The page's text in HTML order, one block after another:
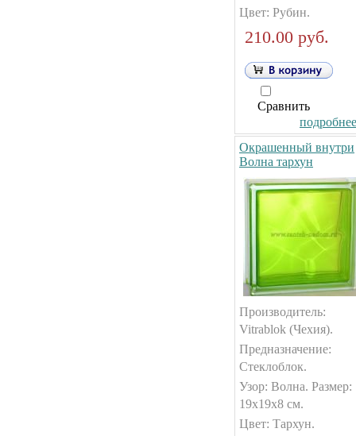
Цвет: Рубин.
210.00 руб.
Сравнить
Окрашенный внутри
Волна тархун
Производитель:
Vitrablok (Чехия).
Предназначение:
Стеклоблок.
Узор: Волна. Размер:
19х19х8 см.
Цвет: Тархун.